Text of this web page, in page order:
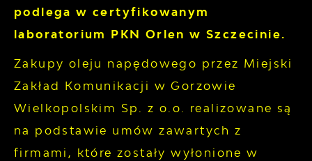
podlega w certyfikowanym
laboratorium PKN Orlen w Szczecinie.
Zakupy oleju napędowego przez Miejski
Zakład Komunikacji w Gorzowie
Wielkopolskim Sp. z o.o. realizowane są
na podstawie umów zawartych z
firmami, które zostały wyłonione w